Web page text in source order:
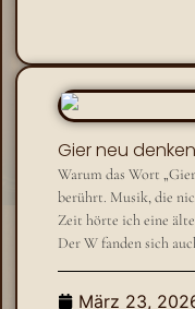
Gier neu
Warum das Wort
berührt. Musik, die
Zeit hörte ich eine
Der W fanden sich
März 23,